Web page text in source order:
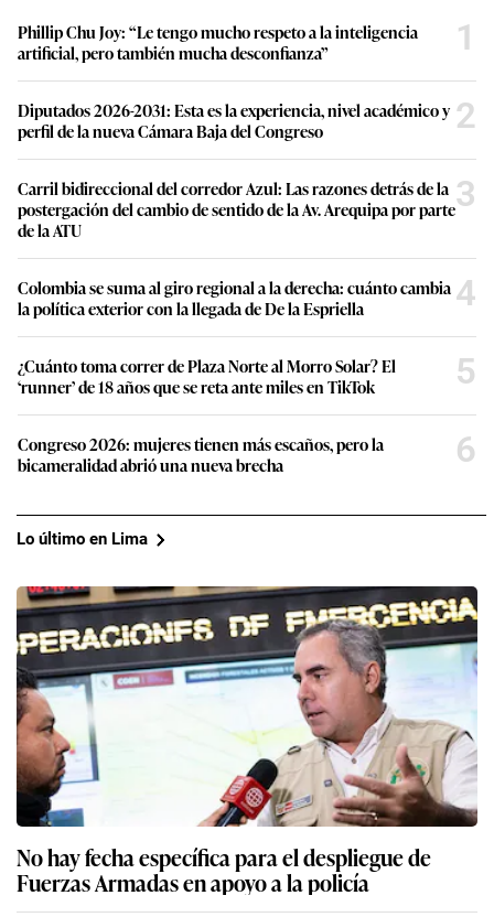
Phillip Chu Joy: “Le tengo mucho respeto a la inteligencia
artificial, pero también mucha desconfianza”
1
Diputados 2026-2031: Esta es la experiencia, nivel académico y
perfil de la nueva Cámara Baja del Congreso
2
Carril bidireccional del corredor Azul: Las razones detrás de la
postergación del cambio de sentido de la Av. Arequipa por parte
de la ATU
3
Colombia se suma al giro regional a la derecha: cuánto cambia
la política exterior con la llegada de De la Espriella
4
¿Cuánto toma correr de Plaza Norte al Morro Solar? El
‘runner’ de 18 años que se reta ante miles en TikTok
5
Congreso 2026: mujeres tienen más escaños, pero la
bicameralidad abrió una nueva brecha
6
Lo último en Lima
No hay fecha específica para el despliegue de
Fuerzas Armadas en apoyo a la policía